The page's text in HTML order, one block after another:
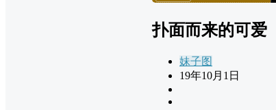
扑面而来的可爱
妹子图
19年10月1日